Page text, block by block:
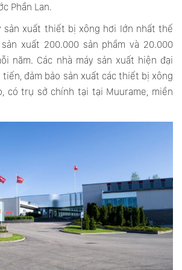
Phần Lan.
sản xuất thiết bị xông hơi lớn nhất thế
xuất 200.000 sản phẩm và 20.000
năm. Các nhà máy sản xuất hiện đại
đảm bảo sản xuất các thiết bị xông
có trụ sở chính tại tại Muurame, miền